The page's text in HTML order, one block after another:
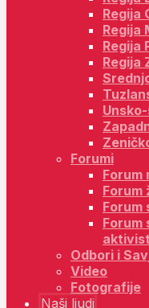
Regija
Regija
Regija
Regija
Forumi
Forum
Forum
Forum
Forum
Odbori i
Video
Fotografije
Naši ljudi